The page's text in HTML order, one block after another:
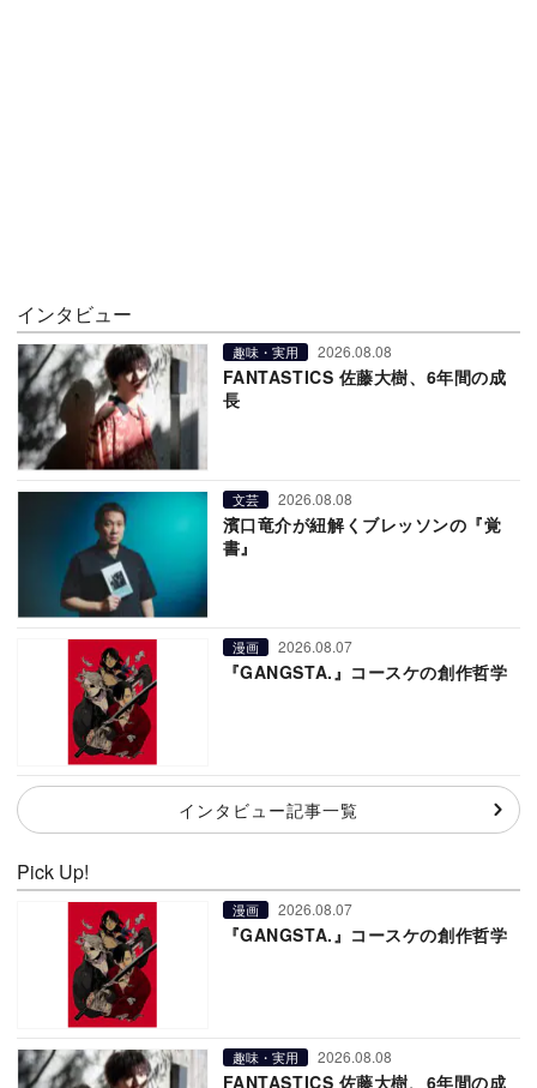
インタビュー
趣味・実用 2026.08.08
FANTASTICS 佐藤大樹、6年間の成
長
文芸 2026.08.08
濱口竜介が紐解くブレッソンの『覚
書』
漫画 2026.08.07
『GANGSTA.』コースケの創作哲学
インタビュー記事一覧
Pick Up!
漫画 2026.08.07
『GANGSTA.』コースケの創作哲学
趣味・実用 2026.08.08
FANTASTICS 佐藤大樹、6年間の成